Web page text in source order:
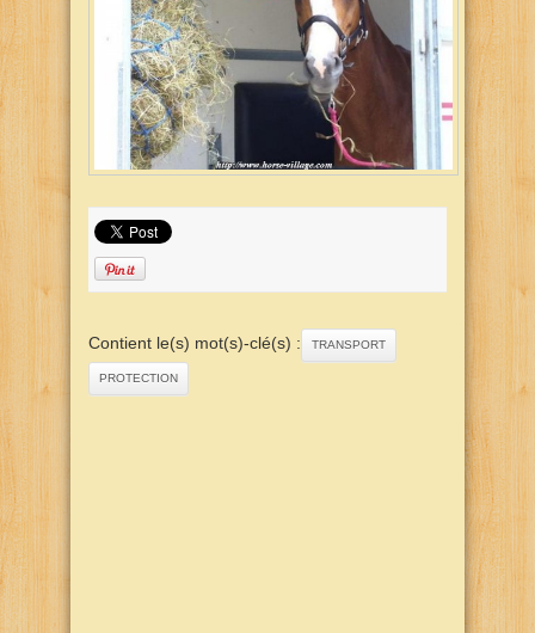
Contient le(s) mot(s)-clé(s) : TRANSPORT
PROTECTION